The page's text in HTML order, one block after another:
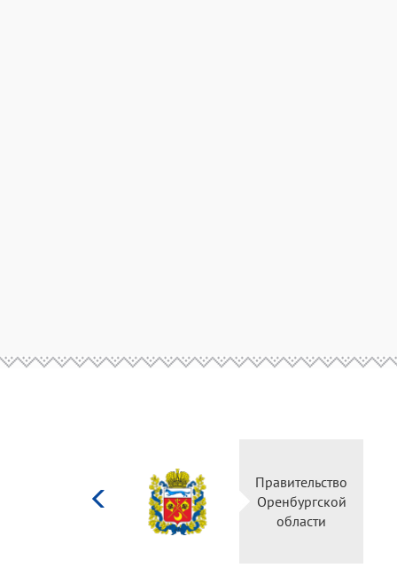
Правительство
Оренбургской
области